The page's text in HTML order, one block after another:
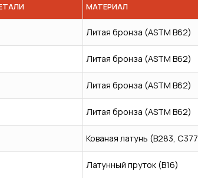
МАТЕРИАЛ
Литая бронза (ASTM B62)
Литая бронза (ASTM B62)
Литая бронза (ASTM B62)
Литая бронза (ASTM B62)
Кованая латунь (B283,
Латунный пруток (B16)